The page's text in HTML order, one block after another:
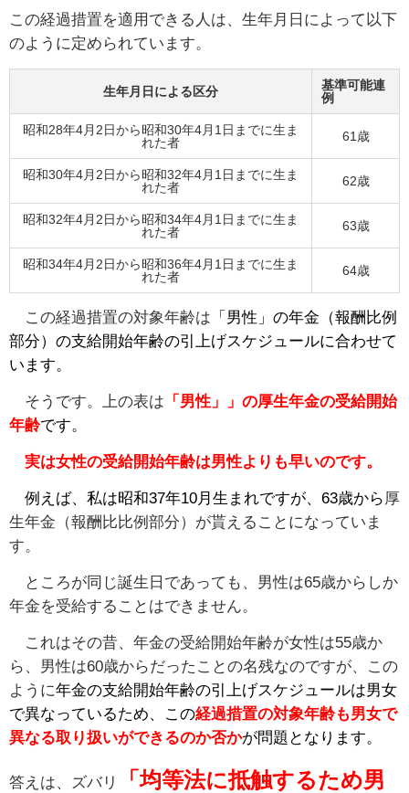
この経過措置を適用できる人は、生年月日によって以下
のように定められています。
生年月日による区分
基準可能連
例
昭和28年4月2日から昭和30年4月1日までに生ま
れた者
61歳
昭和30年4月2日から昭和32年4月1日までに生ま
れた者
62歳
昭和32年4月2日から昭和34年4月1日までに生ま
れた者
63歳
昭和34年4月2日から昭和36年4月1日までに生ま
れた者
64歳
この経過措置の対象年齢は 「男性」の年金（報酬比例
部分）の支給開始年齢の引上げスケジュールに合わせて
います。
そうです。上の表は 「 男性」」の厚生年金の受給開始
年齢です。
実は女性の受給開始年齢は男性よりも早いのです。
例えば、私は昭和37年10月生まれですが、63歳から厚
生年金（報酬比比例部分）が貰えることになっていま
す。
ところが同じ誕生日であっても、男性は65歳からしか
年金を受給することはできません。
これはその昔、年金の受給開始年齢が女性は55歳か
ら、男性は60歳からだったことの名残なのですが、この
ように年金の支給開始年齢の引上げスケジュールは男女
で異なっているため、この経過措置の対象年齢も男女で
異なる取り扱いができるのか否かが問題となります。
答えは、ズバリ
「均等法に抵触するため男